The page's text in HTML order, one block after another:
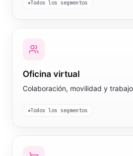
Todos los segmentos
Oficina virtual
Colaboración, movilidad y
Todos los segmentos